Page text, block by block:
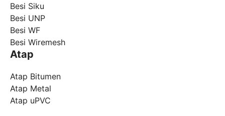
Besi Siku
Besi UNP
Besi WF
Besi Wiremesh
Atap
Atap Bitumen
Atap Metal
Atap uPVC